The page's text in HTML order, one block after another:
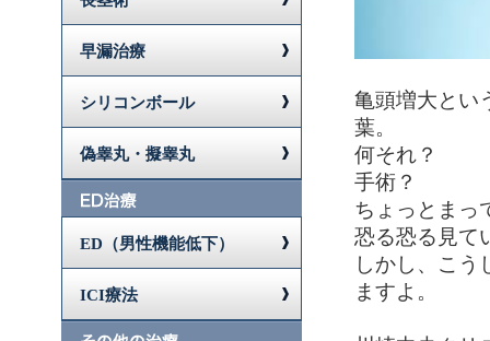
早漏治療
シリコンボール
偽睾丸・擬睾丸
ED（男性機能低下）
ICI療法
亀頭増大とい
葉。
何それ？
手術？
ちょっとまっ
恐る恐る見て
しかし、こう
ますよ。